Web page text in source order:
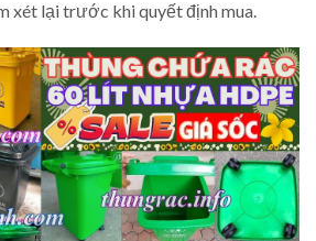
xét lại trước khi quyết định mua.